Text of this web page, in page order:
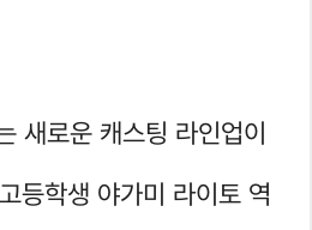
새로운 캐스팅 라인업이
등학생 야가미 라이토 역